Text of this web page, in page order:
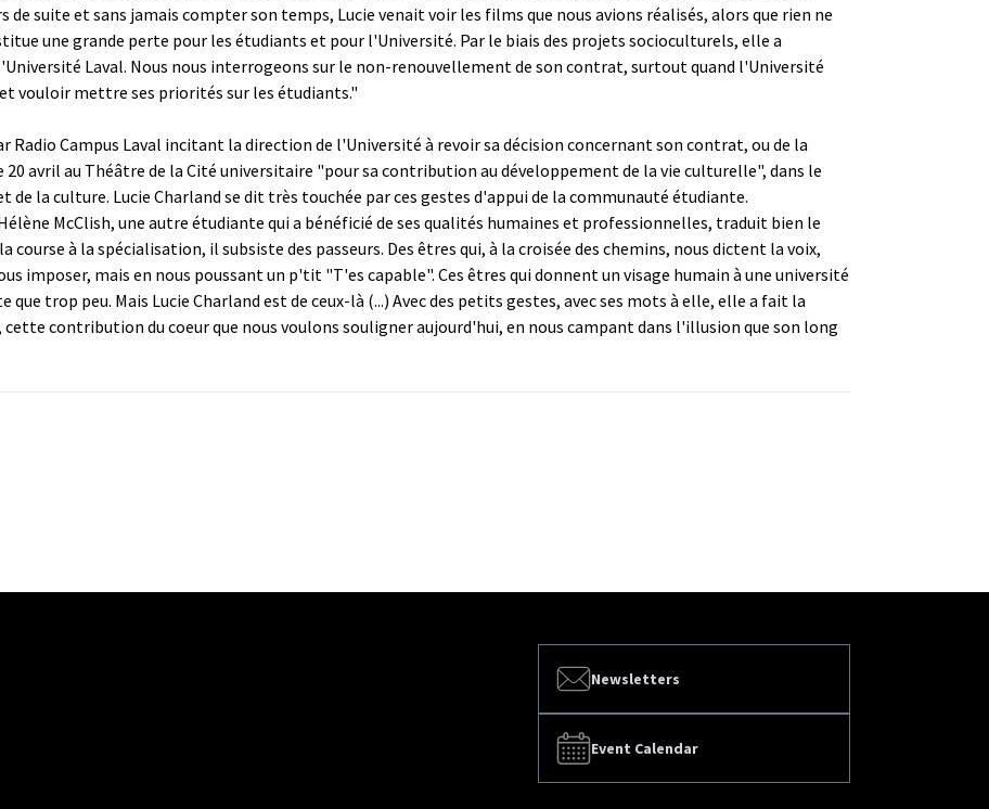
de suite et sans jamais compter son temps, Lucie venait voir les films que nous avions réalisés, alors que rien ne
une grande perte pour les étudiants et pour l'Université. Par le biais des projets socioculturels, elle a
Laval. Nous nous interrogeons sur le non-renouvellement de son contrat, surtout quand l'Université
vouloir mettre ses priorités sur les étudiants."
Radio Campus Laval incitant la direction de l'Université à revoir sa décision concernant son contrat, ou de la
20 avril au Théâtre de la Cité universitaire "pour sa contribution au développement de la vie culturelle", dans le
de la culture. Lucie Charland se dit très touchée par ces gestes d'appui de la communauté étudiante.
McClish, une autre étudiante qui a bénéficié de ses qualités humaines et professionnelles, traduit bien le
à la spécialisation, il subsiste des passeurs. Des êtres qui, à la croisée des chemins, nous dictent la voix,
imposer, mais en nous poussant un p'tit "T'es capable". Ces êtres qui donnent un visage humain à une université
trop peu. Mais Lucie Charland est de ceux-là (...) Avec des petits gestes, avec ses mots à elle, elle a fait la
contribution du coeur que nous voulons souligner aujourd'hui, en nous campant dans l'illusion que son long
Newsletters
Event Calendar